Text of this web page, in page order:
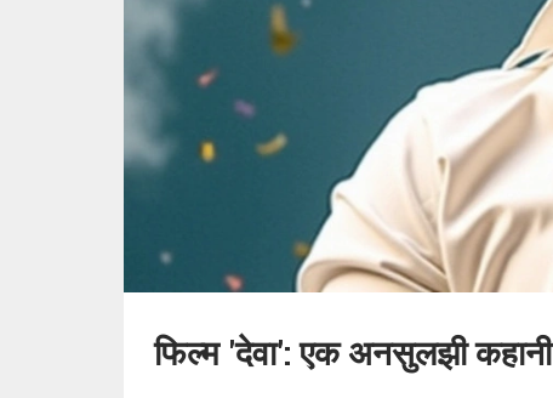
फिल्म 'देवा': एक अनसुलझी कहानी